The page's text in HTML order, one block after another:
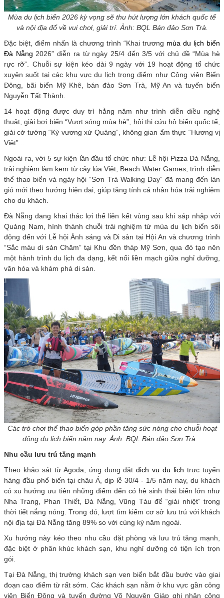
Mùa du lịch biển 2026 kỳ vọng sẽ thu hút lượng lớn khách quốc tế
và nội địa đổ về vui chơi, giải trí. Ảnh: BQL Bán đảo Sơn Trà.
Đặc biệt, điểm nhấn là chương trình “Khai trương mùa du lịch biển
Đà Nẵng 2026” diễn ra từ ngày 25/4 đến 3/5 với chủ đề “Mùa hè
rực rỡ”. Chuỗi sự kiện kéo dài 9 ngày với 19 hoạt động tổ chức
xuyên suốt tại các khu vực du lịch trọng điểm như Công viên Biển
Đông, bãi biển Mỹ Khê, bán đảo Sơn Trà, Mỹ An và tuyến biển
Nguyễn Tất Thành.
14 hoạt động được duy trì hằng năm như trình diễn diều nghệ
thuật, giải bơi biển “Vượt sóng mùa hè”, hội thi cứu hộ biển quốc tế,
giải cờ tướng “Kỳ vương xứ Quảng”, không gian ẩm thực “Hương vị
Việt”...
Ngoài ra, với 5 sự kiện lần đầu tổ chức như: Lễ hội Pizza Đà Nẵng,
trải nghiệm làm kem từ cây lúa Việt, Beach Water Games, trình diễn
thể thao biển và ngày hội “Sơn Trà Walking Day” đã mang đến làn
gió mới theo hướng hiện đại, giúp tăng tính cá nhân hóa trải nghiệm
cho du khách.
Đà Nẵng đang khai thác lợi thế liên kết vùng sau khi sáp nhập với
Quảng Nam, hình thành chuỗi trải nghiệm từ mùa du lịch biển sôi
động đến với Lễ hội Ánh sáng và Di sản tại Hội An và chương trình
“Sắc màu di sản Chăm” tại Khu đền tháp Mỹ Sơn, qua đó tạo nên
một hành trình du lịch đa dạng, kết nối liền mạch giữa nghỉ dưỡng,
văn hóa và khám phá di sản.
Các trò chơi thể thao biển góp phần tăng sức nóng cho chuỗi hoạt
động du lịch biển năm nay. Ảnh: BQL Bán đảo Sơn Trà.
Nhu cầu lưu trú tăng mạnh
Theo khảo sát từ Agoda, ứng dụng đặtdịch vụ du lịch trực tuyến
hàng đầu phổ biến tại châu Á, dịp lễ 30/4 - 1/5 năm nay, du khách
có xu hướng ưu tiên những điểm đến có hệ sinh thái biển lớn như
Nha Trang, Phan Thiết, Đà Nẵng, Vũng Tàu để “giải nhiệt” trong
thời tiết nắng nóng. Trong đó, lượt tìm kiếm cơ sở lưu trú với khách
nội địa tại Đà Nẵng tăng 89% so với cùng kỳ năm ngoái.
Xu hướng này kéo theo nhu cầu đặt phòng và lưu trú tăng mạnh,
đặc biệt ở phân khúc khách sạn, khu nghỉ dưỡng có tiện ích trọn
gói.
Tại Đà Nẵng, thị trường khách sạn ven biển bắt đầu bước vào giai
đoạn cao điểm từ rất sớm. Các khách sạn nằm ở khu vực gần công
viên Biển Đông và tuyến đường Võ Nguyên Giáp ghi nhận công